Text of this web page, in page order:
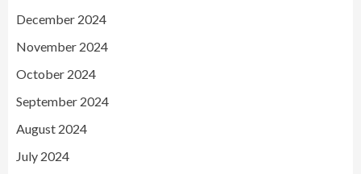
December 2024
November 2024
October 2024
September 2024
August 2024
July 2024